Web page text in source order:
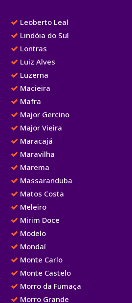
Leoberto Leal
Lindóia do Sul
Lontras
Luiz Alves
Luzerna
Macieira
Mafra
Major Gercino
Major Vieira
Maracajá
Maravilha
Marema
Massaranduba
Matos Costa
Meleiro
Mirim Doce
Modelo
Mondaí
Monte Carlo
Monte Castelo
Morro da Fumaça
Morro Grande